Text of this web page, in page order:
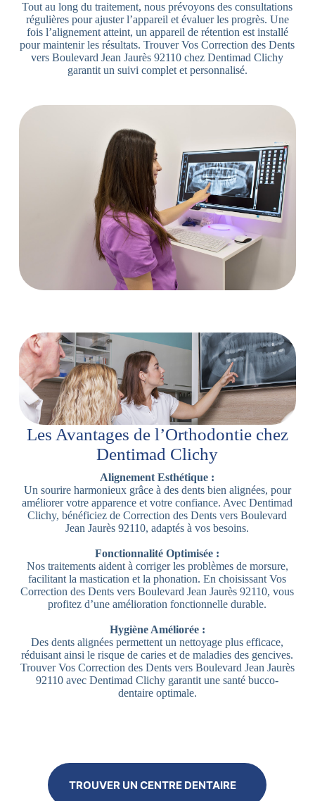
Tout au long du traitement, nous prévoyons des consultations
régulières pour ajuster l’appareil et évaluer les progrès. Une
fois l’alignement atteint, un appareil de rétention est installé
pour maintenir les résultats. Trouver Vos Correction des Dents
vers Boulevard Jean Jaurès 92110 chez Dentimad Clichy
garantit un suivi complet et personnalisé.
Les Avantages de l’Orthodontie chez
Dentimad Clichy
Alignement Esthétique :
Un sourire harmonieux grâce à des dents bien alignées, pour
améliorer votre apparence et votre confiance. Avec Dentimad
Clichy, bénéficiez de Correction des Dents vers Boulevard
Jean Jaurès 92110, adaptés à vos besoins.
Fonctionnalité Optimisée :
Nos traitements aident à corriger les problèmes de morsure,
facilitant la mastication et la phonation. En choisissant Vos
Correction des Dents vers Boulevard Jean Jaurès 92110, vous
profitez d’une amélioration fonctionnelle durable.
Hygiène Améliorée :
Des dents alignées permettent un nettoyage plus efficace,
réduisant ainsi le risque de caries et de maladies des gencives.
Trouver Vos Correction des Dents vers Boulevard Jean Jaurès
92110 avec Dentimad Clichy garantit une santé bucco-
dentaire optimale.
TROUVER UN CENTRE DENTAIRE